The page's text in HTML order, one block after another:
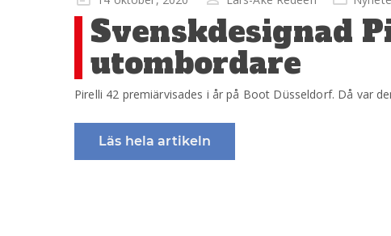
på Svenskdesignad
utombordare
Pirelli 42 premiärvisades i år på Boot Düsseldorf. Då var
Läs hela artikeln